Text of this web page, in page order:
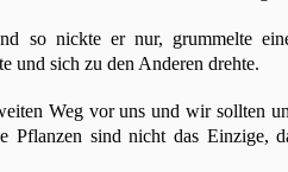
so nickte er nur, grummelte
und sich zu den Anderen drehte.
Weg vor uns und wir sollten
Pflanzen sind nicht das Einzige,